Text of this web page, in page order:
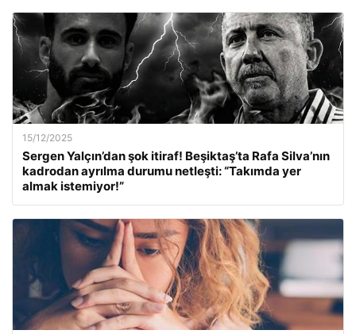
15/12/2025
Sergen Yalçın’dan şok itiraf! Beşiktaş’ta Rafa Silva’nın
kadrodan ayrılma durumu netleşti: “Takımda yer
almak istemiyor!”